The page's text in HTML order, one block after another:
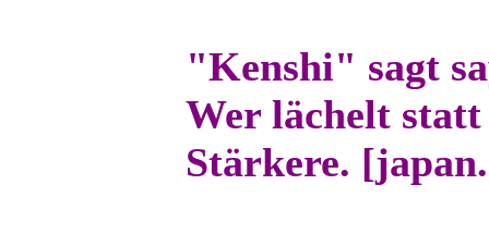
"Kenshi" sagt
Wer lächelt
Stärkere.